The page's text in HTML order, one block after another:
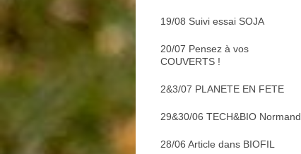
19/08 Suivi essai SOJA
20/07 Pensez à vos
COUVERTS !
2&3/07 PLANETE EN FETE
29&30/06 TECH&BIO Normand
28/06 Article dans BIOFIL